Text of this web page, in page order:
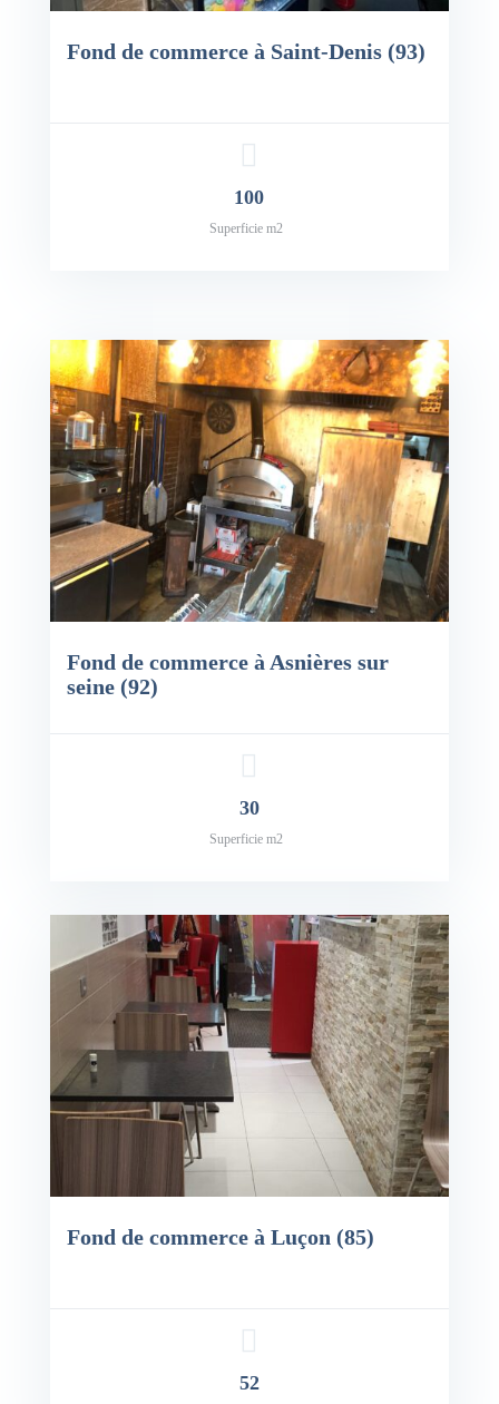
90,000€
Fond de commerce à Saint-Denis (93)
100
Superficie m2
100,000€
Fond de commerce à Asnières sur
seine (92)
30
Superficie m2
Fond de commerce à Luçon (85)
52